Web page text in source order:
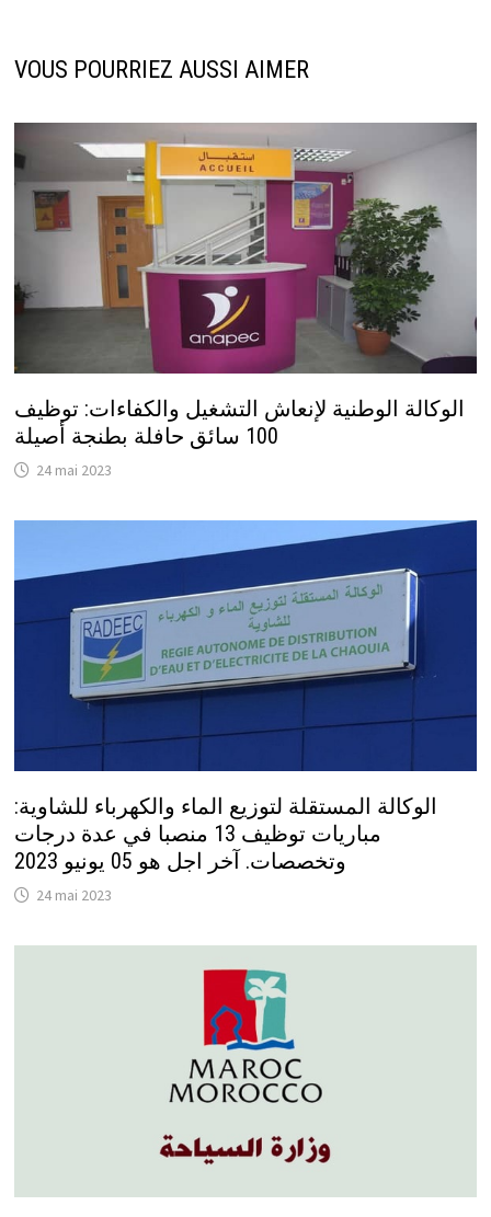
VOUS POURRIEZ AUSSI AIMER
الوكالة الوطنية لإنعاش التشغيل والكفاءات: توظيف
100 سائق حافلة بطنجة أصيلة
24 mai 2023
الوكالة المستقلة لتوزيع الماء والكهرباء للشاوية:
مباريات توظيف 13 منصبا في عدة درجات
وتخصصات. آخر اجل هو 05 يونيو 2023
24 mai 2023